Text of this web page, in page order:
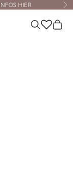
HIER
Suche öffnen